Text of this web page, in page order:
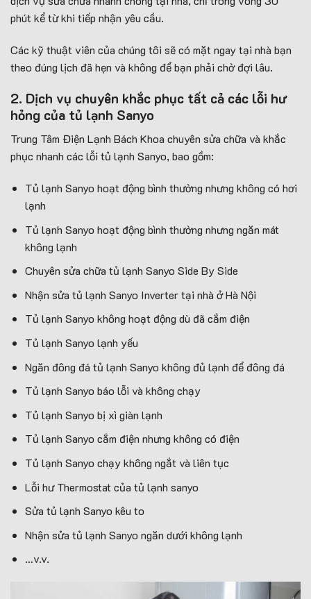
phút kể từ khi tiếp nhận yêu cầu.
Các kỹ thuật viên của chúng tôi sẽ có mặt ngay tại nhà bạn
theo đúng lịch đã hẹn và không để bạn phải chờ đợi lâu.
2. Dịch vụ chuyên khắc phục tất cả các lỗi hư
hỏng của tủ lạnh Sanyo
Trung Tâm Điện Lạnh Bách Khoa chuyên sửa chữa và khắc
phục nhanh các lỗi tủ lạnh Sanyo, bao gồm:
Tủ lạnh Sanyo hoạt động bình thường nhưng không có hơi
lạnh
Tủ lạnh Sanyo hoạt động bình thường nhưng ngăn mát
không lạnh
Chuyên sửa chữa tủ lạnh Sanyo Side By Side
Nhận sửa tủ lạnh Sanyo Inverter tại nhà ở Hà Nội
Tủ lạnh Sanyo không hoạt động dù đã cắm điện
Tủ lạnh Sanyo lạnh yếu
Ngăn đông đá tủ lạnh Sanyo không đủ lạnh để đông đá
Tủ lạnh Sanyo báo lỗi và không chạy
Tủ lạnh Sanyo bị xì giàn lạnh
Tủ lạnh Sanyo cắm điện nhưng không có điện
Tủ lạnh Sanyo chạy không ngắt và liên tục
Lỗi hư Thermostat của tủ lạnh sanyo
Sửa tủ lạnh Sanyo kêu to
Nhận sửa tủ lạnh Sanyo ngăn dưới không lạnh
…v.v.